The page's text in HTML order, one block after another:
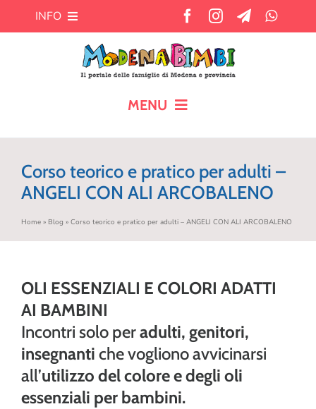
INFO
Chi siamo
Newsletter
Contatti
MENU
CALENDARIO
BLOG
CORSI
SALUTE
Corso teorico e pratico per adulti –
ANGELI CON ALI ARCOBALENO
Home» Blog » Corso teorico e pratico per adulti – ANGELI CON ALI ARCOBALENO
OLI ESSENZIALI E COLORI ADATTI
AI BAMBINI
Incontri solo peradulti, genitori,
insegnanti che vogliono avvicinarsi
all’utilizzo del colore e degli oli
essenziali per bambini.